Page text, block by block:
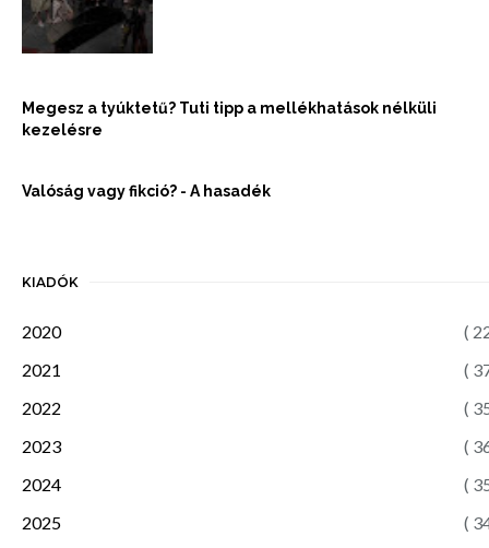
Megesz a tyúktetű? Tuti tipp a mellékhatások nélküli
kezelésre
Valóság vagy fikció? - A hasadék
KIADÓK
2020
(
2021
(
2022
(
2023
(
2024
(
2025
(